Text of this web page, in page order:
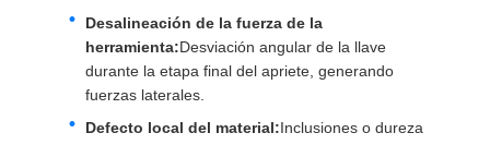
Desalineación de la fuerza de la
herramienta:Desviación angular de la llave
durante la etapa final del apriete, generando
fuerzas laterales.
Defecto local del material:Inclusiones o dureza